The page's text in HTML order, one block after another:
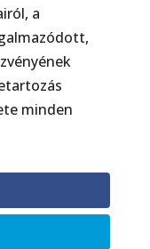
a
minden